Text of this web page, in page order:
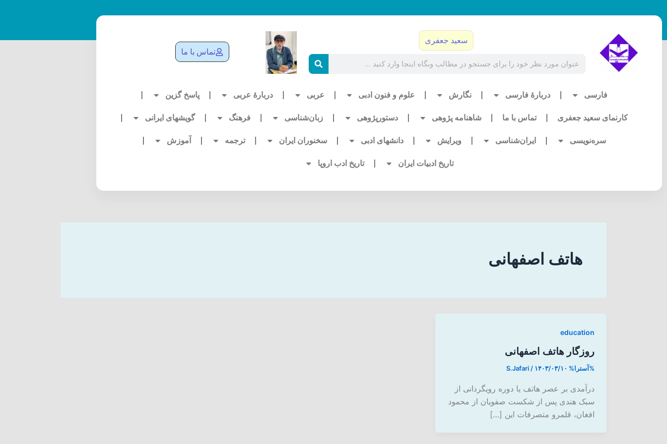
به
سعید جعفری
تماس با ما
فارسی دربارۀ فارسی نگارش علوم و فنون ادبی عربی دربارۀ عربی پاسخ گزین
کارنمای سعید جعفری تماس با ما شاهنامه پژوهی دستورپژوهی زبان‌شناسی فرهنگ گویشهای ایرانی
سره‌نویسی ایران‌شناسی ویرایش دانشهای ادبی سخنوران ایران ترجمه آموزش
تاریخ ادبیات ایران تاریخ ادب اروپا
هاتف اصفهانی
education
روزگار هاتف اصفهانی
%آسترا% S.Jafari / ۱۴۰۳/۰۳/۱۰
درآمدی بر عصر هاتف یا دوره‌ رویگردانی از
سبک هندی پس از شکست صفویان از محمود
افغان، قلمرو متصرفات این […]